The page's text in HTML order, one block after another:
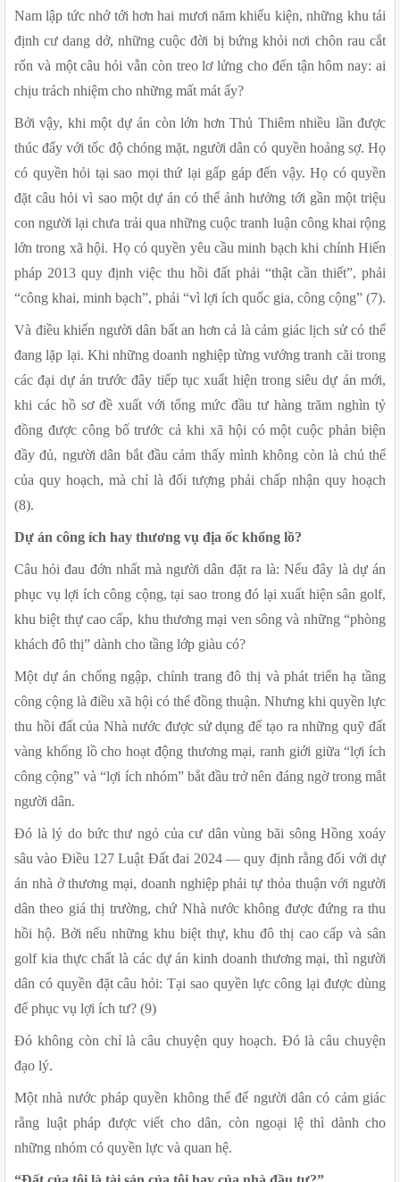
Nam lập tức nhớ tới hơn hai mươi năm khiếu kiện, những khu tái
định cư dang dở, những cuộc đời bị bứng khỏi nơi chôn rau cắt
rốn và một câu hỏi vẫn còn treo lơ lửng cho đến tận hôm nay: ai
chịu trách nhiệm cho những mất mát ấy?
Bởi vậy, khi một dự án còn lớn hơn Thủ Thiêm nhiều lần được
thúc đẩy với tốc độ chóng mặt, người dân có quyền hoảng sợ. Họ
có quyền hỏi tại sao mọi thứ lại gấp gáp đến vậy. Họ có quyền
đặt câu hỏi vì sao một dự án có thể ảnh hưởng tới gần một triệu
con người lại chưa trải qua những cuộc tranh luận công khai rộng
lớn trong xã hội. Họ có quyền yêu cầu minh bạch khi chính Hiến
pháp 2013 quy định việc thu hồi đất phải “thật cần thiết”, phải
“công khai, minh bạch”, phải “vì lợi ích quốc gia, công cộng” (7).
Và điều khiến người dân bất an hơn cả là cảm giác lịch sử có thể
đang lặp lại. Khi những doanh nghiệp từng vướng tranh cãi trong
các đại dự án trước đây tiếp tục xuất hiện trong siêu dự án mới,
khi các hồ sơ đề xuất với tổng mức đầu tư hàng trăm nghìn tỷ
đồng được công bố trước cả khi xã hội có một cuộc phản biện
đầy đủ, người dân bắt đầu cảm thấy mình không còn là chủ thể
của quy hoạch, mà chỉ là đối tượng phải chấp nhận quy hoạch
(8).
Dự án công ích hay thương vụ địa ốc khổng lồ?
Câu hỏi đau đớn nhất mà người dân đặt ra là: Nếu đây là dự án
phục vụ lợi ích công cộng, tại sao trong đó lại xuất hiện sân golf,
khu biệt thự cao cấp, khu thương mại ven sông và những “phòng
khách đô thị” dành cho tầng lớp giàu có?
Một dự án chống ngập, chỉnh trang đô thị và phát triển hạ tầng
công cộng là điều xã hội có thể đồng thuận. Nhưng khi quyền lực
thu hồi đất của Nhà nước được sử dụng để tạo ra những quỹ đất
vàng khổng lồ cho hoạt động thương mại, ranh giới giữa “lợi ích
công cộng” và “lợi ích nhóm” bắt đầu trở nên đáng ngờ trong mắt
người dân.
Đó là lý do bức thư ngỏ của cư dân vùng bãi sông Hồng xoáy
sâu vào Điều 127 Luật Đất đai 2024 — quy định rằng đối với dự
án nhà ở thương mại, doanh nghiệp phải tự thỏa thuận với người
dân theo giá thị trường, chứ Nhà nước không được đứng ra thu
hồi hộ. Bởi nếu những khu biệt thự, khu đô thị cao cấp và sân
golf kia thực chất là các dự án kinh doanh thương mại, thì người
dân có quyền đặt câu hỏi: Tại sao quyền lực công lại được dùng
để phục vụ lợi ích tư? (9)
Đó không còn chỉ là câu chuyện quy hoạch. Đó là câu chuyện
đạo lý.
Một nhà nước pháp quyền không thể để người dân có cảm giác
rằng luật pháp được viết cho dân, còn ngoại lệ thì dành cho
những nhóm có quyền lực và quan hệ.